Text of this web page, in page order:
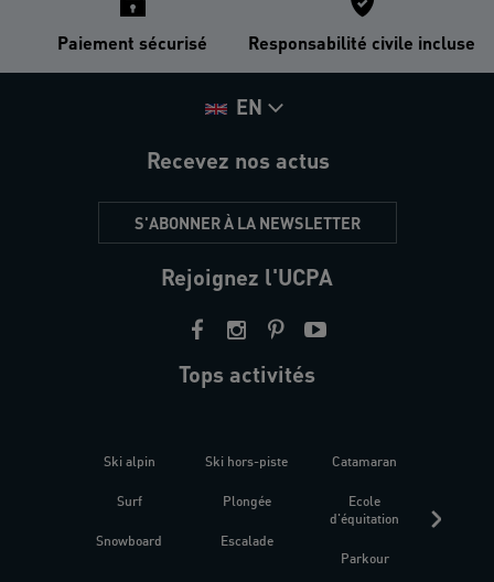
Paiement sécurisé Responsabilité civile incluse
EN
Recevez nos actus
S'ABONNER À LA NEWSLETTER
Rejoignez l'UCPA
Tops activités
Ski alpin
Surf
Snowboard
Ski hors-piste
Plongée
Escalade
Catamaran
Ecole
d'équitation
Parkour